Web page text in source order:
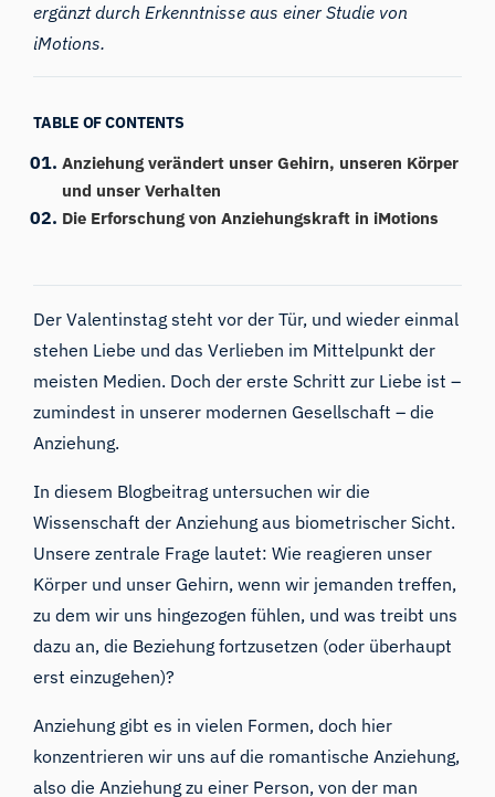
ergänzt durch Erkenntnisse aus einer Studie von
iMotions.
TABLE OF CONTENTS
Anziehung verändert unser Gehirn, unseren Körper
und unser Verhalten
Die Erforschung von Anziehungskraft in iMotions
Der Valentinstag steht vor der Tür, und wieder einmal
stehen Liebe und das Verlieben im Mittelpunkt der
meisten Medien. Doch der erste Schritt zur Liebe ist –
zumindest in unserer modernen Gesellschaft – die
Anziehung.
In diesem Blogbeitrag untersuchen wir die
Wissenschaft der Anziehung aus biometrischer Sicht.
Unsere zentrale Frage lautet: Wie reagieren unser
Körper und unser Gehirn, wenn wir jemanden treffen,
zu dem wir uns hingezogen fühlen, und was treibt uns
dazu an, die Beziehung fortzusetzen (oder überhaupt
erst einzugehen)?
Anziehung gibt es in vielen Formen, doch hier
konzentrieren wir uns auf die romantische Anziehung,
also die Anziehung zu einer Person, von der man